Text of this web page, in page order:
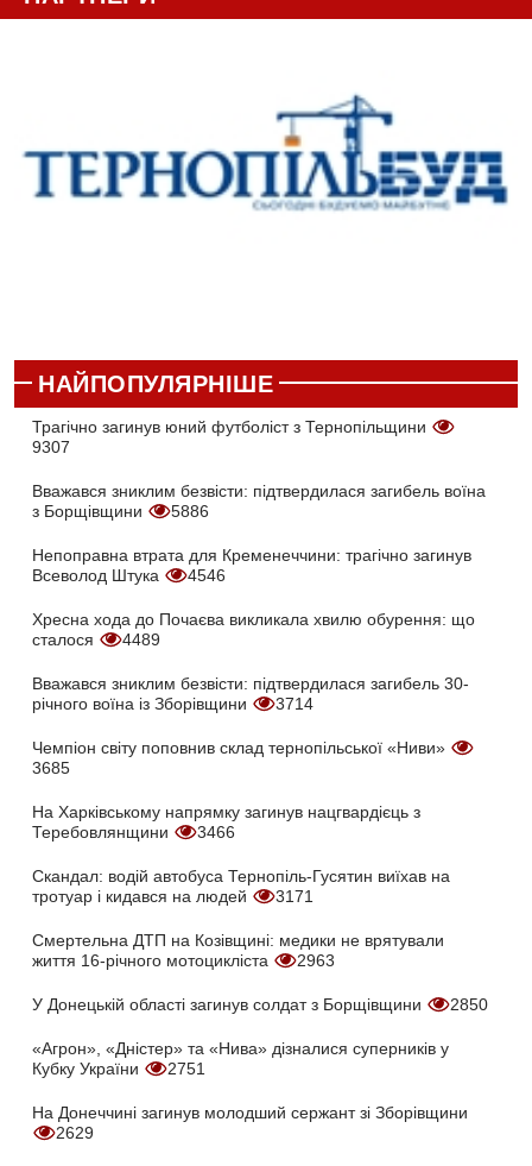
НАЙПОПУЛЯРНІШЕ
Трагічно загинув юний футболіст з Тернопільщини
9307
Вважався зниклим безвісти: підтвердилася загибель воїна
з Борщівщини
5886
Непоправна втрата для Кременеччини: трагічно загинув
Всеволод Штука
4546
Хресна хода до Почаєва викликала хвилю обурення: що
сталося
4489
Вважався зниклим безвісти: підтвердилася загибель 30-
річного воїна із Зборівщини
3714
Чемпіон світу поповнив склад тернопільської «Ниви»
3685
На Харківському напрямку загинув нацгвардієць з
Теребовлянщини
3466
Скандал: водій автобуса Тернопіль-Гусятин виїхав на
тротуар і кидався на людей
3171
Смертельна ДТП на Козівщині: медики не врятували
життя 16-річного мотоцикліста
2963
У Донецькій області загинув солдат з Борщівщини 2850
«Агрон», «Дністер» та «Нива» дізналися суперників у
Кубку України
2751
На Донеччині загинув молодший сержант зі Зборівщини
2629